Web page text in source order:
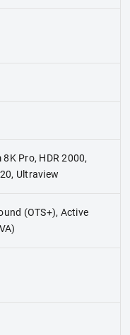
Pro, HDR 2000,
Ultraview
(OTS+), Active